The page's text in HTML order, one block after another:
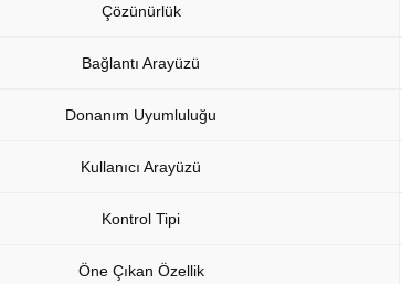
Çözünürlük
Bağlantı Arayüzü
Donanım Uyumluluğu
Kullanıcı Arayüzü
Kontrol Tipi
Öne Çıkan Özellik